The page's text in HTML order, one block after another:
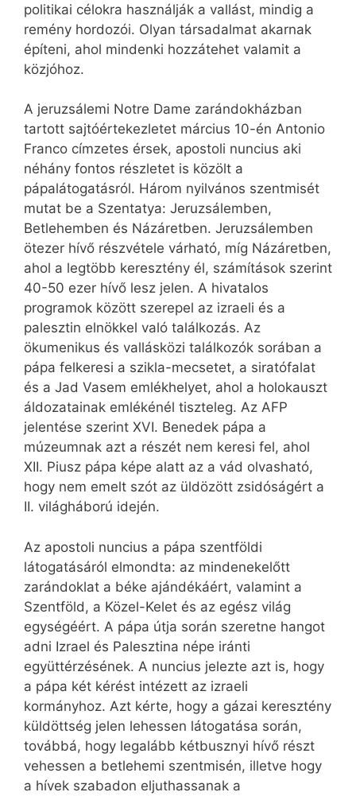
politikai célokra használják a vallást, mindig a
remény hordozói. Olyan társadalmat akarnak
építeni, ahol mindenki hozzátehet valamit a
közjóhoz.
A jeruzsálemi Notre Dame zarándokházban
tartott sajtóértekezletet március 10-én Antonio
Franco címzetes érsek, apostoli nuncius aki
néhány fontos részletet is közölt a
pápalátogatásról. Három nyilvános szentmisét
mutat be a Szentatya: Jeruzsálemben,
Betlehemben és Názáretben. Jeruzsálemben
ötezer hívő részvétele várható, míg Názáretben,
ahol a legtöbb keresztény él, számítások szerint
40-50 ezer hívő lesz jelen. A hivatalos
programok között szerepel az izraeli és a
palesztin elnökkel való találkozás. Az
ökumenikus és vallásközi találkozók sorában a
pápa felkeresi a szikla-mecsetet, a siratófalat
és a Jad Vasem emlékhelyet, ahol a holokauszt
áldozatainak emlékénél tiszteleg. Az AFP
jelentése szerint XVI. Benedek pápa a
múzeumnak azt a részét nem keresi fel, ahol
XII. Piusz pápa képe alatt az a vád olvasható,
hogy nem emelt szót az üldözött zsidóságért a
II. világháború idején.
Az apostoli nuncius a pápa szentföldi
látogatásáról elmondta: az mindenekelőtt
zarándoklat a béke ajándékáért, valamint a
Szentföld, a Közel-Kelet és az egész világ
egységéért. A pápa útja során szeretne hangot
adni Izrael és Palesztina népe iránti
együttérzésének. A nuncius jelezte azt is, hogy
a pápa két kérést intézett az izraeli
kormányhoz. Azt kérte, hogy a gázai keresztény
küldöttség jelen lehessen látogatása során,
továbbá, hogy legalább kétbusznyi hívő részt
vehessen a betlehemi szentmisén, illetve hogy
a hívek szabadon eljuthassanak a